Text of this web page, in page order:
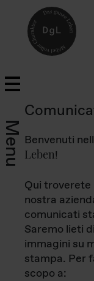
Menu Benvenuti
Leben!
Qui troverete
nostra
comunicati
Saremo lieti
immagini su
stampa. Per
scopo a: